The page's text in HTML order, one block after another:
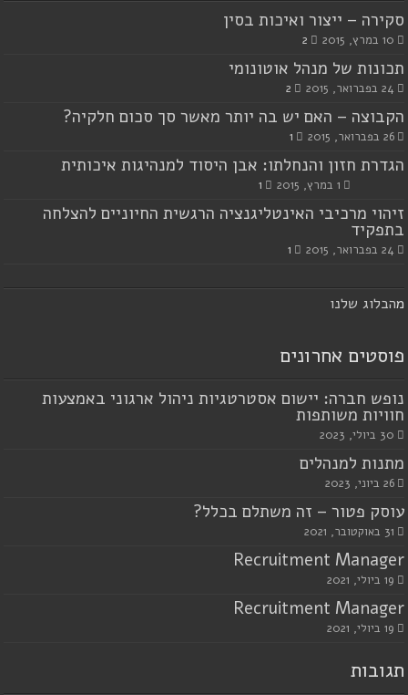
סקירה – ייצור ואיכות בסין
10 במרץ, 2015 2
תכונות של מנהל אוטונומי
24 בפברואר, 2015 2
הקבוצה – האם יש בה יותר מאשר סך סכום חלקיה?
26 בפברואר, 2015 1
הגדרת חזון והנחלתו: אבן היסוד למנהיגות איכותית
1 במרץ, 2015 1
זיהוי מרכיבי האינטליגנציה הרגשית החיוניים להצלחה
בתפקיד
24 בפברואר, 2015 1
מהבלוג שלנו
פוסטים אחרונים
נופש חברה: יישום אסטרטגיות ניהול ארגוני באמצעות
חוויות משותפות
30 ביולי, 2023
מתנות למנהלים
26 ביוני, 2023
עוסק פטור – זה משתלם בכלל?
31 באוקטובר, 2021
Recruitment Manager
19 ביולי, 2021
Recruitment Manager
19 ביולי, 2021
תגובות